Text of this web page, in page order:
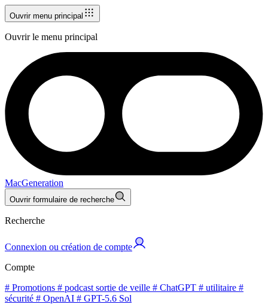
Ouvrir menu principal
Ouvrir le menu principal
MacGeneration
Ouvrir formulaire de recherche
Recherche
Connexion ou création de compte
Compte
# Promotions # podcast sortie de veille # ChatGPT # utilitaire #
sécurité # OpenAI # GPT-5.6 Sol